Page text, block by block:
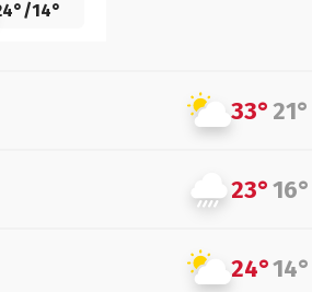
/14°
33°21°
23°16°
24°14°